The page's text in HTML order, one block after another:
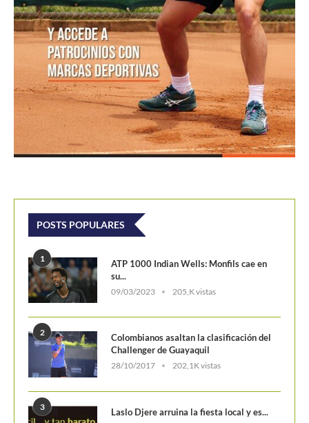
POSTS POPULARES
1
ATP 1000 Indian Wells: Monfils cae en
su...
09/03/2023 205,K vistas
2
Colombianos asaltan la clasificación del
Challenger de Guayaquil
28/10/2017 202,1K vistas
3 Laslo Djere arruina la fiesta local y es...